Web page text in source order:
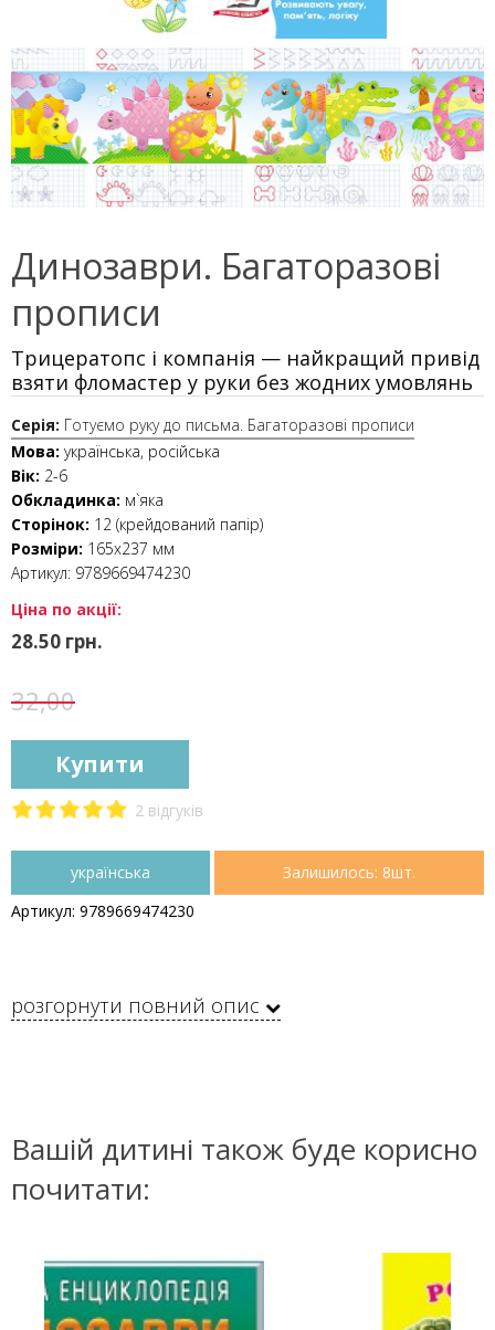
Динозаври. Багаторазові
прописи
Трицератопс і компанія — найкращий привід
взяти фломастер у руки без жодних умовлянь
Серія: Готуємо руку до письма. Багаторазові прописи
Мова: українська, російська
Вік: 2-6
Обкладинка: м`яка
Сторінок: 12 (крейдований папір)
Розміри: 165х237 мм
Артикул: 9789669474230
Ціна по акції:
28.50 грн.
32,00
Купити
2 відгуків
українська
Залишилось: 8шт.
Артикул: 9789669474230
розгорнути повний опис
Вашій дитині також буде корисно
почитати: